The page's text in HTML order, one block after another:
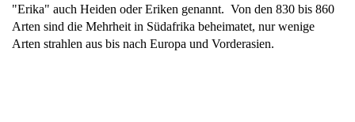
"Erika" auch Heiden oder Eriken genannt. Von den 830 bis 860
Arten sind die Mehrheit in Südafrika beheimatet, nur wenige
Arten strahlen aus bis nach Europa und Vorderasien.